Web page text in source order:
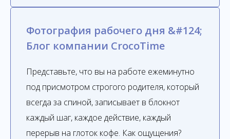
Фотография рабочего дня &#124;
Блог компании CrocoTime
Представьте, что вы на работе ежеминутно
под присмотром строгого родителя, который
всегда за спиной, записывает в блокнот
каждый шаг, каждое действие, каждый
перерыв на глоток кофе. Как ощущения?